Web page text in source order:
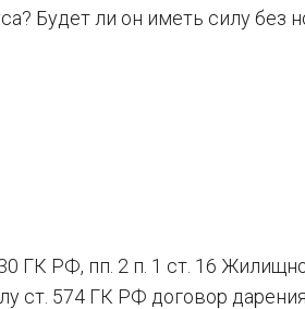
Будет ли он иметь силу без
ГК РФ, пп. 2 п. 1 ст. 16
ст. 574 ГК РФ договор